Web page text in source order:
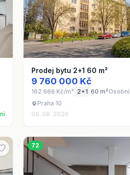
Prodej bytu 2+1 60 m²
9 760 000 Kč
162 666 Kč/m² 2+1 60 m²Osobní
Praha 10
06. 08. 2026
72